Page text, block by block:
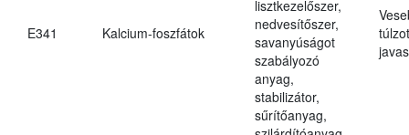
E341 Kalcium-foszfátok
lisztkezelőszer,
nedvesítőszer,
savanyúságot
szabályozó
anyag,
stabilizátor,
sűrítőanyag,